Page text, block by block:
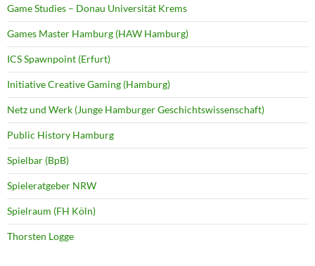
Game Studies – Donau Universität Krems
Games Master Hamburg (HAW Hamburg)
ICS Spawnpoint (Erfurt)
Initiative Creative Gaming (Hamburg)
Netz und Werk (Junge Hamburger Geschichtswissenschaft)
Public History Hamburg
Spielbar (BpB)
Spieleratgeber NRW
Spielraum (FH Köln)
Thorsten Logge